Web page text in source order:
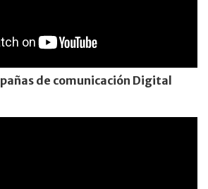
de comunicación Digital